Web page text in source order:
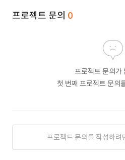
프로젝트 문의 0
프로젝트 문의가
첫 번째 프로젝트 문의
프로젝트 문의를 작성하려